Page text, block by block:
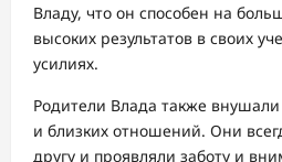
Владу, что он способен на
высоких результатов в своих
усилиях.
Родители Влада также
и близких отношений. Они
другу и проявляли заботу и